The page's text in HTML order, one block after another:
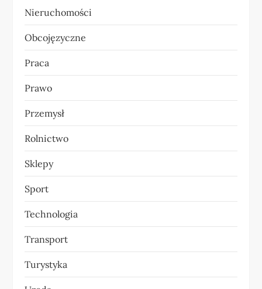
Nieruchomości
Obcojęzyczne
Praca
Prawo
Przemysł
Rolnictwo
Sklepy
Sport
Technologia
Transport
Turystyka